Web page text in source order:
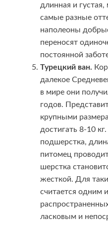
длинная и
самые разные
наполеоны
переносят
постоянной
Турецкий ван.
далекое
в мире они
годов.
крупными
достигать 8-10
подшерстка,
питомец
шерстка
жесткой. Для
считается одним
ласковым и